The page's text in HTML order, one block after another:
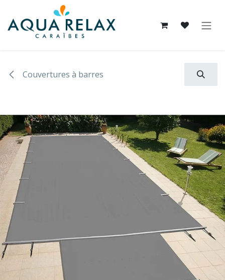
Se rendre au contenu
Couvertures à barres